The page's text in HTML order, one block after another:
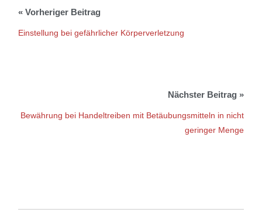
Einstellung bei gefährlicher Körperverletzung
Bewährung bei Handeltreiben mit Betäubungsmitteln in nicht
geringer Menge